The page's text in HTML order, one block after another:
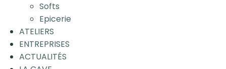
Softs
Epicerie
ATELIERS
ENTREPRISES
ACTUALITÉS